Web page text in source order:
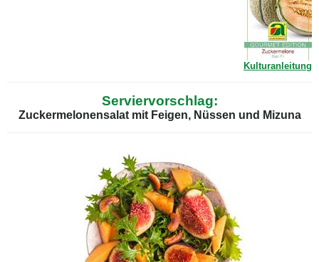
Kulturanleitung
Serviervorschlag:
Zuckermelonensalat mit Feigen, Nüssen und Mizuna